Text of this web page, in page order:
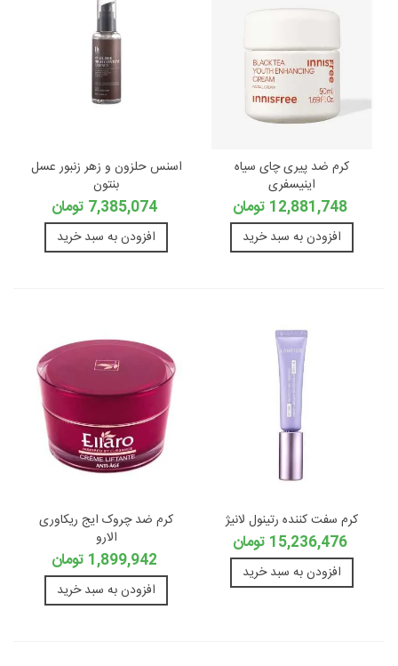
کرم ضد پیری چای سیاه
اینیسفری
12,881,748 تومان
افزودن به سبد خرید
اسنس حلزون و زهر زنبور عسل
بنتون
7,385,074 تومان
افزودن به سبد خرید
کرم سفت کننده رتینول لانیژ
15,236,476 تومان
افزودن به سبد خرید
کرم ضد چروک ایج ریکاوری
الارو
1,899,942 تومان
افزودن به سبد خرید